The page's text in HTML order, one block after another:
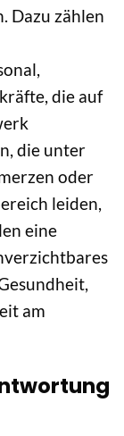
Dazu zählen
die auf
die unter
oder
leiden,
eine
am